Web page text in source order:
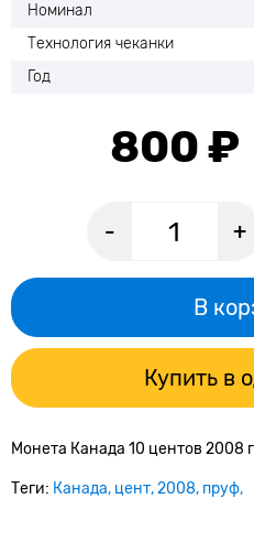
Номинал
Технология чеканки
Год
800 ₽
- +
В
Купить в
Монета Канада 10 центов 2008
Теги: Канада цент 2008 пруф